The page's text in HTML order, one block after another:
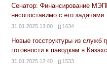
Сенатор: Финансирование
несопоставимо с его задачами
31.01.2025 13:00 1634
Новые госструктуры из служб
готовности к паводкам в
31.01.2025 12:40 1533